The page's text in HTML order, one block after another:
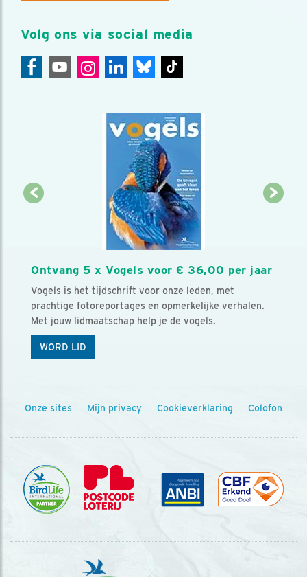
Volg ons via social media
Ontvang 5 x Vogels voor € 36,00 per jaar
Vogels is het tijdschrift voor onze leden, met
prachtige fotoreportages en opmerkelijke verhalen.
Met jouw lidmaatschap help je de vogels.
WORD LID
Onze sites Mijn privacy Cookieverklaring Colofon